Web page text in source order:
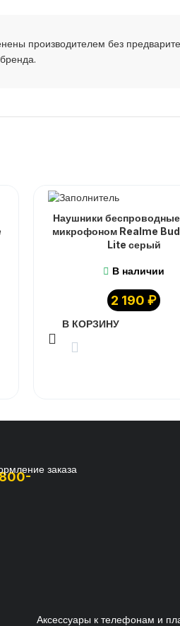
производителем без
Наушники
микрофоном Realme
Lite серый
В наличии
2 190₽
В КОРЗИНУ
заказа
Аксессуары к телефонам и